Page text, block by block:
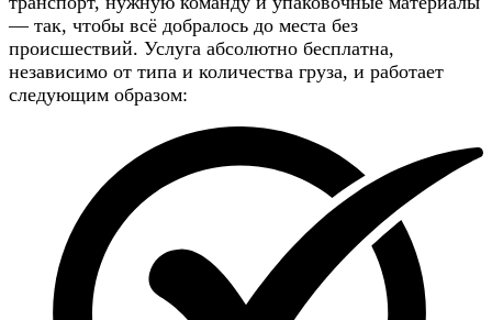
— так, чтобы всё добралось до места без
происшествий. Услуга абсолютно бесплатна,
независимо от типа и количества груза, и работает
следующим образом: